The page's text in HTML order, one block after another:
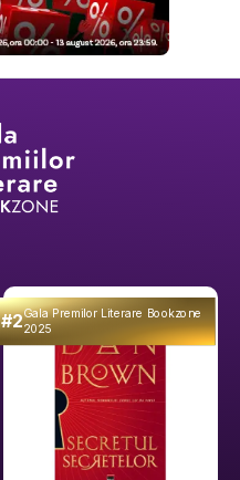
#2Gala Premilor Literare Bookzone
2025